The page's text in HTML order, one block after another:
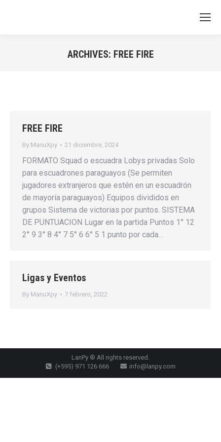
ARCHIVES: FREE FIRE
FREE FIRE
By ManuXpy 21 diciembre, 2024
FORMATO Squad o escuadra Lobys privadas Solo
para escuadrones paraguayos (Se permiten
jugadores extranjeros que estén en un escuadrón
de mayoría paraguayos) Equipos divididos en
grupos Sistema de victorias por puntos. SISTEMA
DE PUNTUACION Lugar en la partida Puntos 1° 12
2° 9 3° 8 4° 7 5° 6 6° 5 1 punto por cada…
Ligas y Eventos
By ManuXpy 7 febrero, 2022
LanPy ® All rights reserved.
(+595) 971 126 666
info@lanpy.com